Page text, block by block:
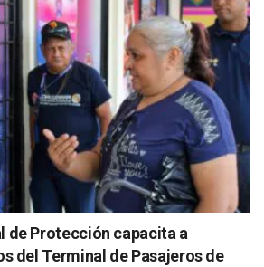
de Protección capacita a
del Terminal de Pasajeros de